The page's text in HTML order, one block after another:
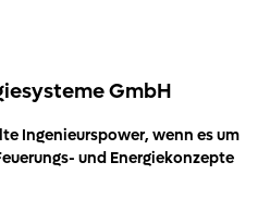
GmbH
Ingenieurspower, wenn es um
und Energiekonzepte